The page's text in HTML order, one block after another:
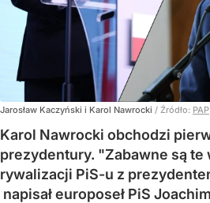
Jarosław Kaczyński i Karol Nawrocki / Źródło: PAP
Karol Nawrocki obchodzi
prezydentury. "Zabawne są te
rywalizacji PiS-u z
napisał europoseł PiS